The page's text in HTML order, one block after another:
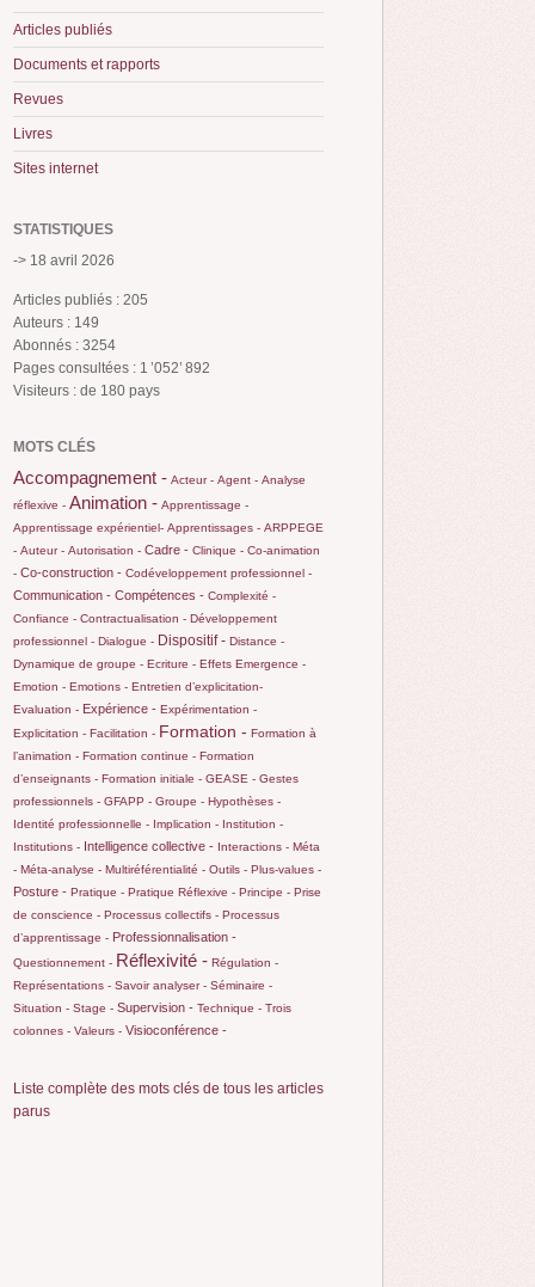
Articles publiés
Documents et rapports
Revues
Livres
Sites internet
STATISTIQUES
-> 18 avril 2026
Articles publiés : 205
Auteurs : 149
Abonnés : 3254
Pages consultées : 1 ’052’ 892
Visiteurs : de 180 pays
MOTS CLÉS
Accompagnement - Acteur - Agent - Analyse
réflexive - Animation - Apprentissage -
Apprentissage expérientiel- Apprentissages - ARPPEGE
- Auteur - Autorisation - Cadre - Clinique - Co-animation
- Co-construction - Codéveloppement professionnel -
Communication - Compétences - Complexité -
Confiance - Contractualisation - Développement
professionnel - Dialogue - Dispositif - Distance -
Dynamique de groupe - Ecriture - Effets Emergence -
Emotion - Emotions - Entretien d’explicitation-
Evaluation - Expérience - Expérimentation -
Explicitation - Facilitation - Formation - Formation à
l’animation - Formation continue - Formation
d’enseignants - Formation initiale - GEASE - Gestes
professionnels - GFAPP - Groupe - Hypothèses -
Identité professionnelle - Implication - Institution -
Institutions - Intelligence collective - Interactions - Méta
- Méta-analyse - Multiréférentialité - Outils - Plus-values -
Posture - Pratique - Pratique Réflexive - Principe - Prise
de conscience - Processus collectifs - Processus
d’apprentissage - Professionnalisation -
Questionnement - Réflexivité - Régulation -
Représentations - Savoir analyser - Séminaire -
Situation - Stage - Supervision - Technique - Trois
colonnes - Valeurs - Visioconférence -
Liste complète des mots clés de tous les articles
parus